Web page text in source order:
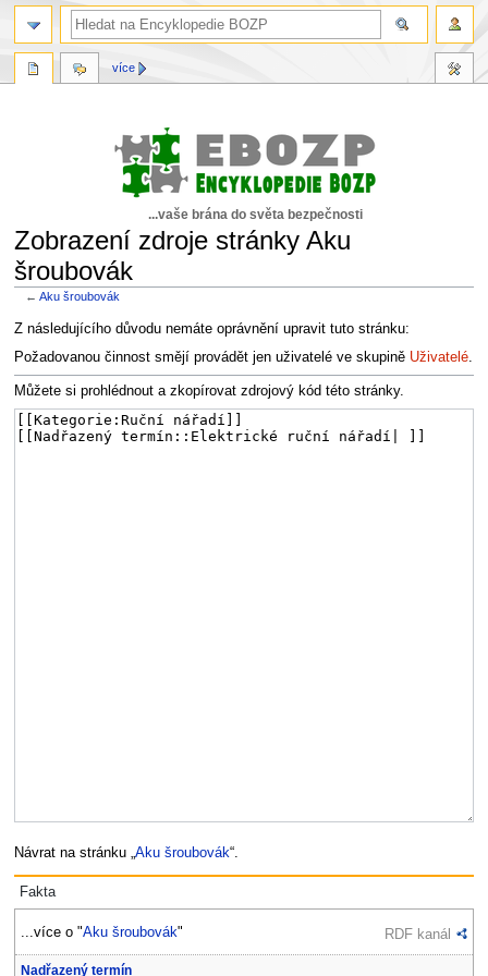
...vaše brána do světa bezpečnosti
Zobrazení zdroje stránky Aku
šroubovák
←Aku šroubovák
Skočit
na
Skočit
na
Z následujícího důvodu nemáte oprávnění upravit tuto stránku:
Požadovanou činnost smějí provádět jen uživatelé ve skupině Uživatelé.
Můžete si prohlédnout a zkopírovat zdrojový kód této stránky.
Návrat na stránku „Aku šroubovák“.
Fakta
...více o "Aku šroubovák" RDF kanál
Nadřazený termín
více